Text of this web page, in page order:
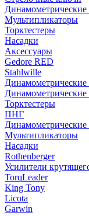
Динамометрические
Мультипликаторы
Торктестеры
Насадки
Аксессуары
Gedore RED
Stahlwille
Динамометрические
Торктестеры
ПНГ
Мультипликаторы
Насадки
Rothenberger
Усилители
TorqLeader
King Tony
Licota
Garwin